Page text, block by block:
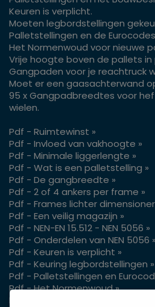
Keuren is verplicht.
Moeten legbordstellingen
Palletstellingen en de
Het Normenwoud voor nieuwe
Vrije hoogte boven de pallets
Gangpaden voor je reachtruck
Moet er een gaasachterwand
95 x Gangpadbreedtes voor
wielen.
Pdf - Ruimtewinst »
Pdf - Invloed van vakhoogte »
Pdf - Minimale liggerlengte »
Pdf - Wat is een palletstelling »
Pdf - De gangbreedte »
Pdf - 2 of 4 ankers per frame »
Pdf - Frames lichter
Pdf - Een veilig magazijn »
Pdf - NEN-EN 15.512 - NEN 5056 »
Pdf - Onderdelen van NEN 5056 »
Pdf - Keuren is verplicht »
Pdf - Keuring legbordstellingen »
Pdf - Palletstellingen en
Pdf - Het Normenwoud »
Pdf - Vrije hoogte pallets »